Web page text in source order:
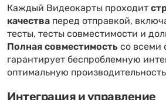
Каждый Видеокарты проходит
качества перед отправкой,
тесты, тесты совместимости и
Полная совместимостьсо всеми
гарантирует беспроблемную
оптимальную